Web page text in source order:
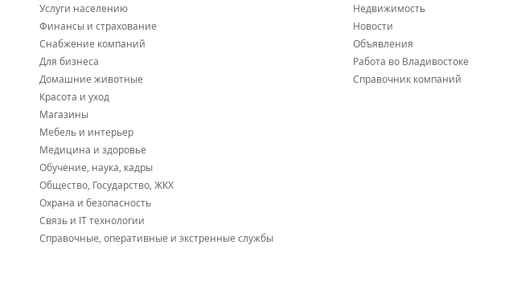
Услуги населению
Финансы и страхование
Снабжение компаний
Для бизнеса
Домашние животные
Красота и уход
Магазины
Мебель и интерьер
Медицина и здоровье
Обучение, наука, кадры
Общество, Государство, ЖКХ
Охрана и безопасность
Связь и IT технологии
Справочные, оперативные и экстренные службы
Недвижимость
Новости
Объявления
Работа во Владивостоке
Справочник компаний